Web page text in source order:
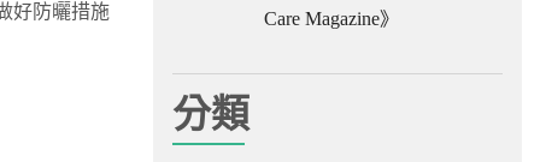
好防曬措施
Care Magazine》
分類